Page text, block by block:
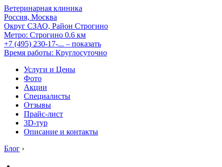
Ветеринарная клиника
Россия, Москва
Округ СЗАО, Район Строгино
Метро: Строгино 0.6 км
+7 (495) 230-17-... – показать
Время работы: Круглосуточно
Услуги и Цены
Фото
Акции
Специалисты
Отзывы
Прайс-лист
3D-тур
Описание и контакты
Блог ›